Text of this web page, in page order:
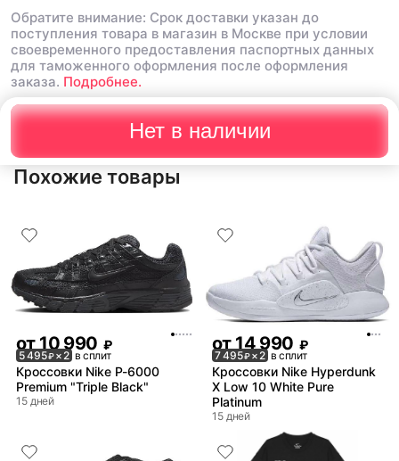
Нет в наличии
Обратите внимание: Срок доставки указан до
поступления товара в магазин в Москве при условии
своевременного предоставления паспортных данных
для таможенного оформления после оформления
заказа. Подробнее.
Похожие товары
от 10 990 ₽
5 495₽× 2 в сплит
Кроссовки Nike P-6000
Premium "Triple Black"
15 дней
от 14 990 ₽
7 495₽× 2 в сплит
Кроссовки Nike Hyperdunk
X Low 10 White Pure
Platinum
15 дней